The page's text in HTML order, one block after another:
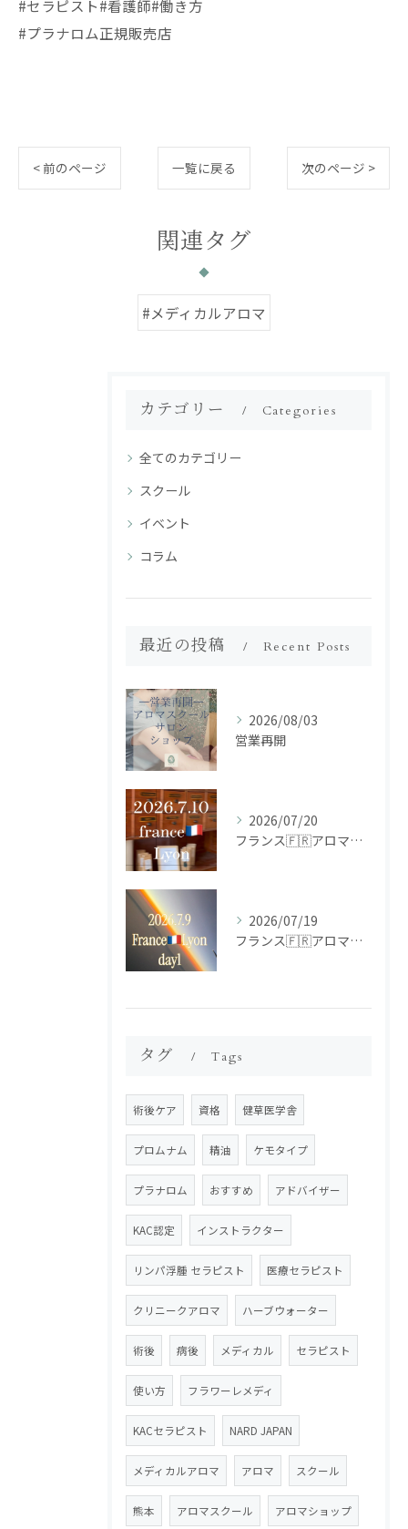
#セラピスト#看護師#働き方
#プラナロム正規販売店
< 前のページ 一覧に戻る 次のページ >
関連タグ
#メディカルアロマ
カテゴリー Categories
全てのカテゴリー
スクール
イベント
コラム
最近の投稿 Recent Posts
2026/08/03
営業再開
2026/07/20
フランス🇫🇷アロマ研修ツアー𝗱𝗮𝘆𝟮
2026/07/19
フランス🇫🇷アロマ研修ツアー𝗱𝗮𝘆𝟭
タグ Tags
術後ケア 資格 健草医学舎
プロムナム 精油 ケモタイプ
プラナロム おすすめ アドバイザー
KAC認定 インストラクター
リンパ浮腫 セラピスト 医療セラピスト
クリニークアロマ ハーブウォーター
術後 病後 メディカル セラピスト
使い方 フラワーレメディ
KACセラピスト NARD JAPAN
メディカルアロマ アロマ スクール
熊本 アロマスクール アロマショップ